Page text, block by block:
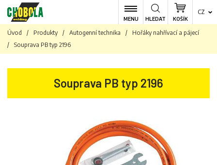
MENU KOŠÍK
CZ
HLEDAT
Úvod / Produkty / Autogenní technika /
Hořáky nahřívací a pájecí
/
Souprava PB typ 2196
Souprava PB typ 2196